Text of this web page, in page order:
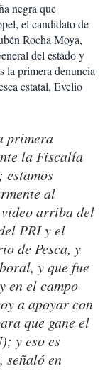
negra que
el candidato de
Rocha Moya,
del estado y
la primera denuncia
estatal, Evelio
primera
la Fiscalía
al
arriba del
PRI y el
de Pesca, y
y que fue
en el campo
a apoyar con
que gane el
y eso es
señaló en